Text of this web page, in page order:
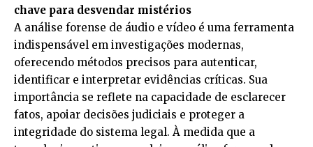
chave para desvendar mistérios
A análise forense de áudio e vídeo é uma ferramenta
indispensável em investigações modernas,
oferecendo métodos precisos para autenticar,
identificar e interpretar evidências críticas. Sua
importância se reflete na capacidade de esclarecer
fatos, apoiar decisões judiciais e proteger a
integridade do sistema legal. À medida que a